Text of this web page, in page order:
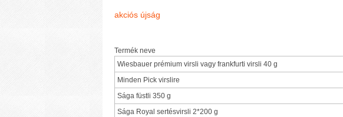
akciós újság
Termék neve
Wiesbauer prémium virsli vagy frankfurti virsli 40 g
Minden Pick virslire
Sága füstli 350 g
Sága Royal sertésvirsli 2*200 g